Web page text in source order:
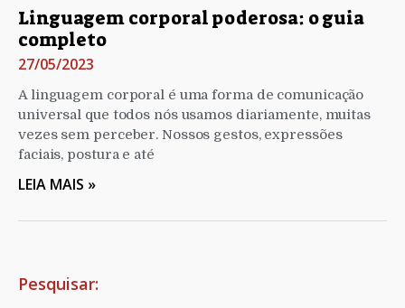
Linguagem corporal poderosa: o guia
completo
27/05/2023
A linguagem corporal é uma forma de comunicação
universal que todos nós usamos diariamente, muitas
vezes sem perceber. Nossos gestos, expressões
faciais, postura e até
LEIA MAIS »
Pesquisar: